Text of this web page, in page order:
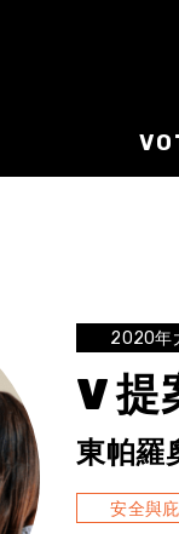
2020年
V 提
東帕羅
安全與